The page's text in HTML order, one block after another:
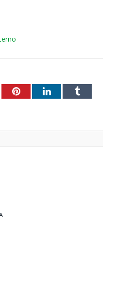
PinterestLinkedInTumblr